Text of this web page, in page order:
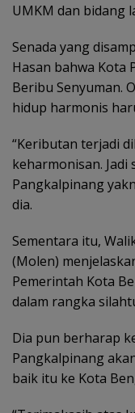
UMKM dan bidang
Senada yang
Hasan bahwa Kota
Beribu Senyuman.
hidup harmonis
“Keributan terjadi
keharmonisan. Jadi
Pangkalpinang
dia.
Sementara itu,
(Molen)
Pemerintah Kota
dalam rangka
Dia pun berharap
Pangkalpinang
baik itu ke Kota